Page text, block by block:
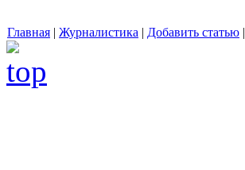
Главная | Журналистика | Добавить статью |